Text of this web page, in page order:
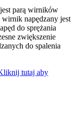
parą wirników
napędzany jest
do sprężania
zwiększenie
do spalenia
tutaj aby